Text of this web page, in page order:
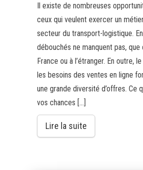
Il existe de nombreuses
ceux qui veulent exercer un
secteur du transport-logistique.
débouchés ne manquent pas, que
France ou à l’étranger. En outre,
les besoins des ventes en ligne
une grande diversité d’offres. Ce
vos chances […]
Lire la suite